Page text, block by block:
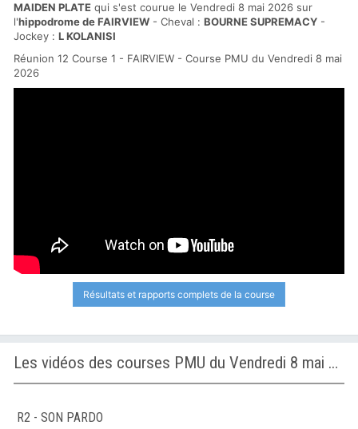
MAIDEN PLATE qui s'est courue le Vendredi 8 mai 2026 sur
l'hippodrome de FAIRVIEW - Cheval : BOURNE SUPREMACY -
Jockey : L KOLANISI
Réunion 12 Course 1 - FAIRVIEW - Course PMU du Vendredi 8 mai
2026
Résultats et rapports complets de la course
Les vidéos des courses PMU du Vendredi 8 mai 2026
R2 - SON PARDO